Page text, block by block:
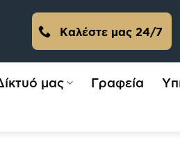
Καλέστε μας 24/7
μας Γραφεία